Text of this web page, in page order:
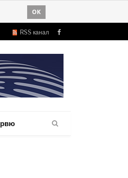
OK
RSS канал Facebook